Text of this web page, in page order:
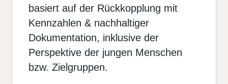
basiert auf der Rückkopplung mit
Kennzahlen & nachhaltiger
Dokumentation, inklusive der
Perspektive der jungen Menschen
bzw. Zielgruppen.